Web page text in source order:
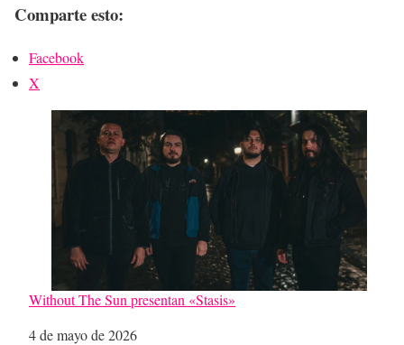
Comparte esto:
Facebook
X
Without The Sun presentan «Stasis»
Fecha
4 de mayo de 2026